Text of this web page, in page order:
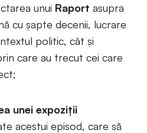
unui Raport asupra
cu șapte decenii, lucrare
politic, cât și
care au trecut cei care
unei expoziții
acestui episod, care să